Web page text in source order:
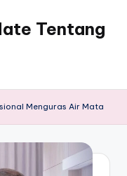
Tentang
Menguras Air Mata